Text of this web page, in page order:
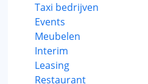
Taxi bedrijven
Events
Meubelen
Interim
Leasing
Restaurant